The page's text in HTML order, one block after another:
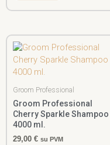
Groom Professional
Groom Professional
Cherry Sparkle Shampoo
4000 ml.
29,00 € su PVM